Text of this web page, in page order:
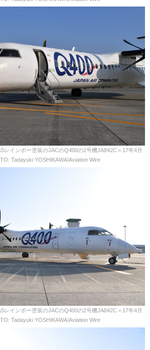
レインボー塗装のJACのQ400の2号機JA842C＝17年4月
Tadayuki YOSHIKAWA/Aviation Wire
レインボー塗装のJACのQ400の2号機JA842C＝17年4月
Tadayuki YOSHIKAWA/Aviation Wire